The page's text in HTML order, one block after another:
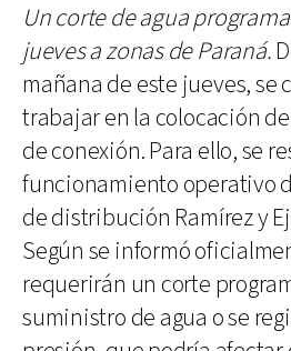
Un corte de agua
jueves a zonas de Paraná.
mañana de este jueves, se
trabajar en la colocación
de conexión. Para ello, se
funcionamiento operativo
de distribución Ramírez y
Según se informó
requerirán un corte
suministro de agua o se